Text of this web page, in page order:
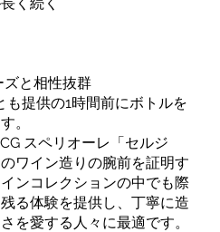
と相性抜群
も提供の1時間前にボトルを
。
スペリオーレ「セルジ
ワイン造りの腕前を証明す
ンコレクションの中でも際
る体験を提供し、丁寧に造
を愛する人々に最適です。